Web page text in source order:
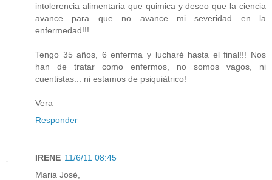
intolerencia alimentaria que quimica y deseo que la ciencia
avance para que no avance mi severidad en la
enfermedad!!!
Tengo 35 años, 6 enferma y lucharé hasta el final!!! Nos
han de tratar como enfermos, no somos vagos, ni
cuentistas... ni estamos de psiquiàtrico!
Vera
Responder
IRENE 11/6/11 08:45
Maria José,